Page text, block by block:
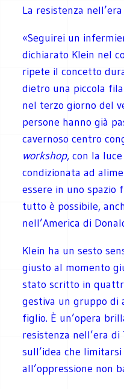
La resistenza
«Seguirei un
dichiarato Klein nel
ripete il concetto
dietro una piccola
nel terzo giorno del
persone hanno già
cavernoso centro
workshop, con la
condizionata ad
essere in uno spazio
tutto è possibile,
nell’America di
Klein ha un sesto
giusto al momento
stato scritto in
gestiva un gruppo di
figlio. È un’opera
resistenza nell’era
sull’idea che
all’oppressione non